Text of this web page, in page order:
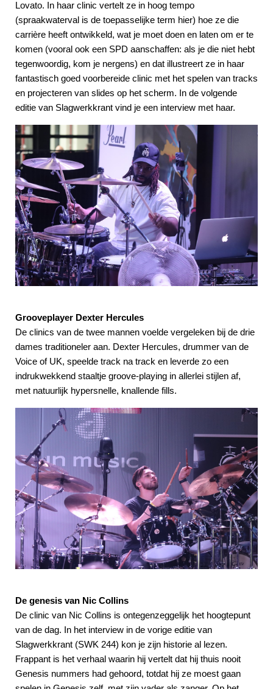
Lovato. In haar clinic vertelt ze in hoog tempo
(spraakwaterval is de toepasselijke term hier) hoe ze die
carrière heeft ontwikkeld, wat je moet doen en laten om er te
komen (vooral ook een SPD aanschaffen: als je die niet hebt
tegenwoordig, kom je nergens) en dat illustreert ze in haar
fantastisch goed voorbereide clinic met het spelen van tracks
en projecteren van slides op het scherm. In de volgende
editie van Slagwerkkrant vind je een interview met haar.
Grooveplayer Dexter Hercules
De clinics van de twee mannen voelde vergeleken bij de drie
dames traditioneler aan. Dexter Hercules, drummer van de
Voice of UK, speelde track na track en leverde zo een
indrukwekkend staaltje groove-playing in allerlei stijlen af,
met natuurlijk hypersnelle, knallende fills.
De genesis van Nic Collins
De clinic van Nic Collins is ontegenzeggelijk het hoogtepunt
van de dag. In het interview in de vorige editie van
Slagwerkkrant (SWK 244) kon je zijn historie al lezen.
Frappant is het verhaal waarin hij vertelt dat hij thuis nooit
Genesis nummers had gehoord, totdat hij ze moest gaan